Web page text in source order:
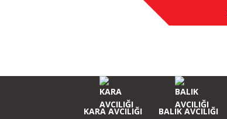
KARA AVCILIĞI BALIK AVCILIĞI